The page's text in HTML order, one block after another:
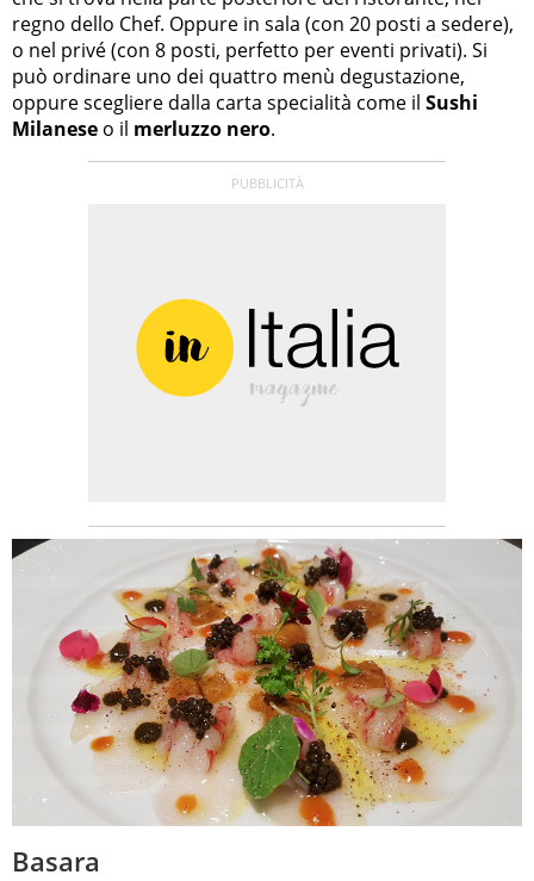
regno dello Chef. Oppure in sala (con 20 posti a sedere),
o nel privé (con 8 posti, perfetto per eventi privati). Si
può ordinare uno dei quattro menù degustazione,
oppure scegliere dalla carta specialità come il Sushi
Milanese o il merluzzo nero.
Basara